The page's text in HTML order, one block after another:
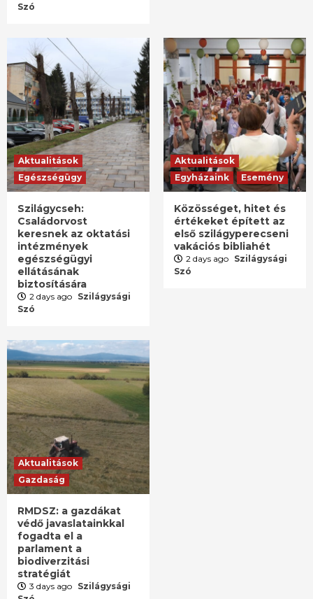
Szó
Aktualitások
Egészségügy
Szilágycseh:
Családorvost
keresnek az oktatási
intézmények
egészségügyi
ellátásának
biztosítására
2 days ago Szilágysági
Szó
Aktualitások
Egyházaink
Esemény
Közösséget, hitet és
értékeket épített az
első szilágyperecseni
vakációs bibliahét
2 days ago Szilágysági
Szó
Aktualitások
Gazdaság
RMDSZ: a gazdákat
védő javaslatainkkal
fogadta el a
parlament a
biodiverzitási
stratégiát
3 days ago Szilágysági